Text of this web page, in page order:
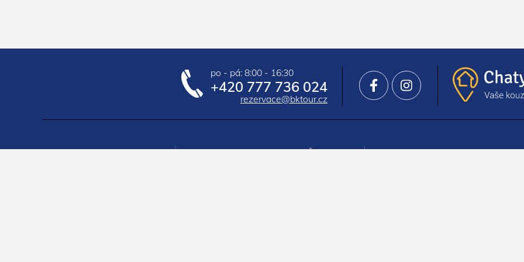
po - pá: 8:00 - 16:30
+420 777 736 024
rezervace@bktour.cz
O nás
Chaty a chalupy v ČR
Jak rezervovat